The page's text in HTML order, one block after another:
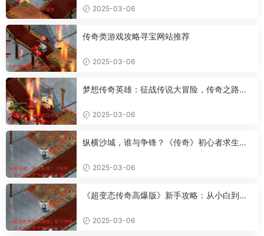
2025-03-06
传奇类游戏攻略寻宝网站推荐
2025-03-06
梦想传奇英雄：征战传说大冒险，传奇之路何
2025-03-06
纵横沙城，谁与争锋？《传奇》初心者求生指
2025-03-06
《超变态传奇高爆版》新手攻略：从小白到骨
2025-03-06